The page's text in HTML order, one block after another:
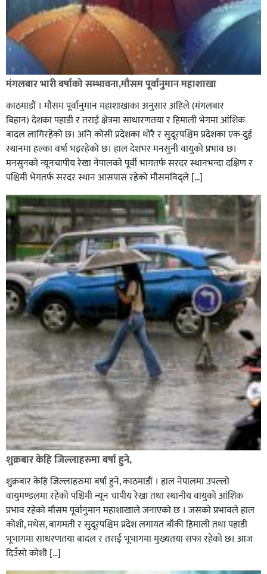
रौतहटमा १२ हजार लिटर पेट्रोल बोकेको ट्यांकर दुर्घटनापछि
आगलागी सडक अबरुद्ध,
घोराहीको समृद्धिका लागि वडा–वडामा विशेष अभियान सञ्चालन
हुने,
मंगलबार भारी बर्षाको सम्भावना,मौसम पूर्वानुमान महाशाखा
काठमाडौं । मौसम पूर्वानुमान महाशाखाका अनुसार अहिले (मंगलबार
बिहान) देशका पहाडी र तराई क्षेत्रमा साधारणतया र हिमाली भेगमा आंशिक
बादल लागिरहेको छ। अनि कोसी प्रदेशका थोरै र सुदूरपश्चिम प्रदेशका एक-दुई
स्थानमा हल्का वर्षा भइरहेको छ। हाल देशभर मनसुनी वायुको प्रभाव छ।
मनसुनको न्यूनचापीय रेखा नेपालको पूर्वी भागतर्फ सरदर स्थानभन्दा दक्षिण र
पश्चिमी भेगतर्फ सरदर स्थान आसपास रहेको मौसमविद्ले […]
शुक्रबार केहि जिल्लाहरुमा बर्षा हुने,
शुक्रबार केहि जिल्लाहरुमा बर्षा हुने, काठमाडौं । हाल नेपालमा उपल्लो
वायुमण्डलमा रहेको पश्चिमी न्यून चापीय रेखा तथा स्थानीय वायुको आंशिक
प्रभाव रहेको मौसम पूर्वानुमान महाशाखाले जनाएको छ । जसको प्रभावले हाल
कोशी, मधेस, बागमती र सुदूरपश्चिम प्रदेश लगायत बाँकी हिमाली तथा पहाडी
भूभागमा साधरणतया बादल र तराई भूभागमा मुख्यतया सफा रहेको छ। आज
दिउँसो कोशी […]